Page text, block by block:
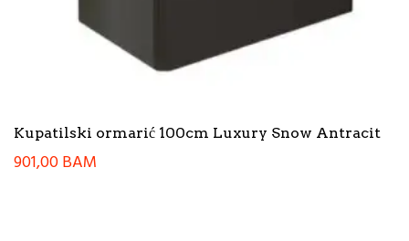
Kupatilski ormarić 100cm Luxury Snow Antracit
901,00BAM